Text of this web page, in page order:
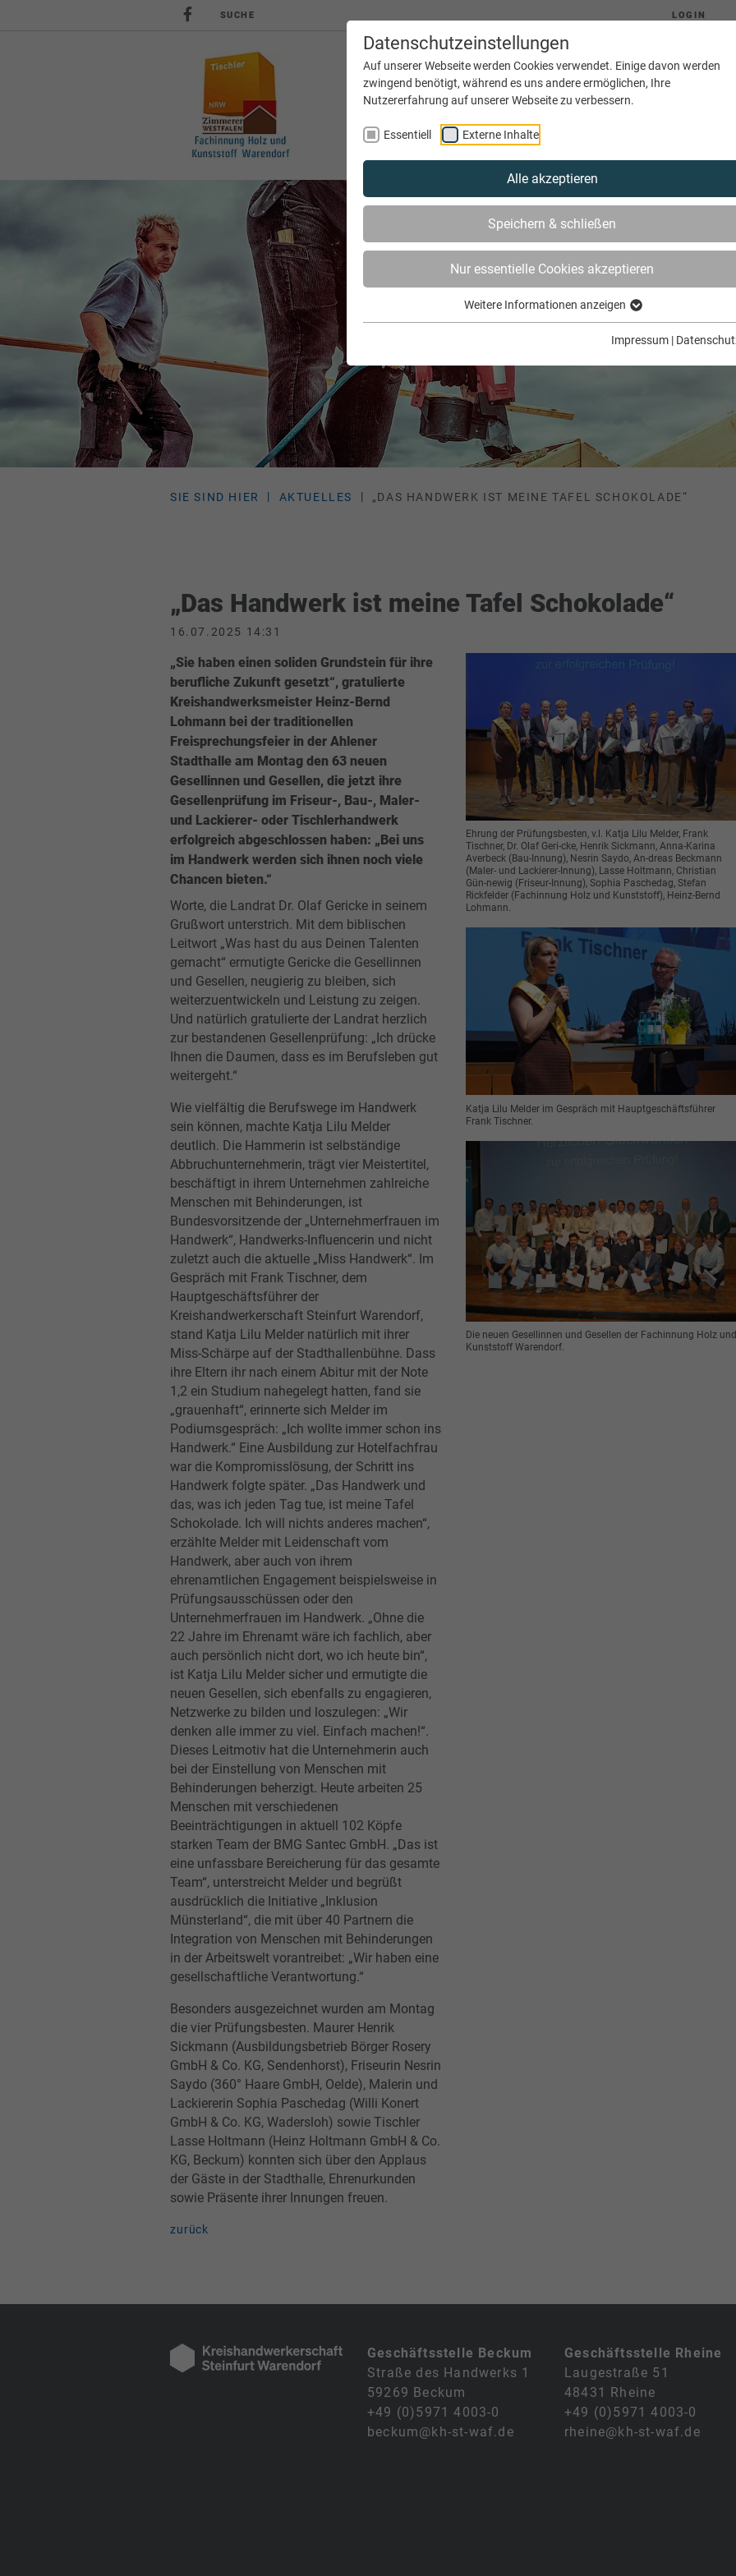
Datenschutzeinstellungen
Auf unserer Webseite werden Cookies verwendet. Einige davon werden
zwingend benötigt, während es uns andere ermöglichen, Ihre
Nutzererfahrung auf unserer Webseite zu verbessern.
Essentiell Externe Inhalte
Alle akzeptieren
Speichern & schließen
Nur essentielle Cookies akzeptieren
Weitere Informationen anzeigen
Impressum |
SUCHE LOGIN
Aktuelles Ausbildung
SIE SIND HIER AKTUELLES „DAS HANDWERK IST MEINE TAFEL SCHOKOLADE“
„Das Handwerk ist meine Tafel Schokolade“
16.07.2025 14:31
„Sie haben einen soliden Grundstein für ihre
berufliche Zukunft gesetzt“, gratulierte
Kreishandwerksmeister Heinz-Bernd
Lohmann bei der traditionellen
Freisprechungsfeier in der Ahlener
Stadthalle am Montag den 63 neuen
Gesellinnen und Gesellen, die jetzt ihre
Gesellenprüfung im Friseur-, Bau-, Maler-
und Lackierer- oder Tischlerhandwerk
erfolgreich abgeschlossen haben: „Bei uns
im Handwerk werden sich ihnen noch viele
Chancen bieten.“
Worte, die Landrat Dr. Olaf Gericke in seinem
Grußwort unterstrich. Mit dem biblischen
Leitwort „Was hast du aus Deinen Talenten
gemacht“ ermutigte Gericke die Gesellinnen
und Gesellen, neugierig zu bleiben, sich
weiterzuentwickeln und Leistung zu zeigen.
Und natürlich gratulierte der Landrat herzlich
zur bestandenen Gesellenprüfung: „Ich drücke
Ihnen die Daumen, dass es im Berufsleben gut
weitergeht.“
Wie vielfältig die Berufswege im Handwerk
sein können, machte Katja Lilu Melder
deutlich. Die Hammerin ist selbständige
Abbruchunternehmerin, trägt vier Meistertitel,
beschäftigt in ihrem Unternehmen zahlreiche
Menschen mit Behinderungen, ist
Bundesvorsitzende der „Unternehmerfrauen im
Handwerk“, Handwerks-Influencerin und nicht
zuletzt auch die aktuelle „Miss Handwerk“. Im
Gespräch mit Frank Tischner, dem
Hauptgeschäftsführer der
Kreishandwerkerschaft Steinfurt Warendorf,
stand Katja Lilu Melder natürlich mit ihrer
Miss-Schärpe auf der Stadthallenbühne. Dass
ihre Eltern ihr nach einem Abitur mit der Note
1,2 ein Studium nahegelegt hatten, fand sie
„grauenhaft“, erinnerte sich Melder im
Podiumsgespräch: „Ich wollte immer schon ins
Handwerk.“ Eine Ausbildung zur Hotelfachfrau
war die Kompromisslösung, der Schritt ins
Handwerk folgte später. „Das Handwerk und
das, was ich jeden Tag tue, ist meine Tafel
Schokolade. Ich will nichts anderes machen“,
erzählte Melder mit Leidenschaft vom
Handwerk, aber auch von ihrem
ehrenamtlichen Engagement beispielsweise in
Prüfungsausschüssen oder den
Unternehmerfrauen im Handwerk. „Ohne die
22 Jahre im Ehrenamt wäre ich fachlich, aber
auch persönlich nicht dort, wo ich heute bin“,
ist Katja Lilu Melder sicher und ermutigte die
neuen Gesellen, sich ebenfalls zu engagieren,
Netzwerke zu bilden und loszulegen: „Wir
denken alle immer zu viel. Einfach machen!“.
Dieses Leitmotiv hat die Unternehmerin auch
bei der Einstellung von Menschen mit
Behinderungen beherzigt. Heute arbeiten 25
Menschen mit verschiedenen
Beeinträchtigungen in aktuell 102 Köpfe
starken Team der BMG Santec GmbH. „Das ist
eine unfassbare Bereicherung für das gesamte
Team“, unterstreicht Melder und begrüßt
ausdrücklich die Initiative „Inklusion
Münsterland“, die mit über 40 Partnern die
Integration von Menschen mit Behinderungen
in der Arbeitswelt vorantreibet: „Wir haben eine
gesellschaftliche Verantwortung.“
Besonders ausgezeichnet wurden am Montag
die vier Prüfungsbesten. Maurer Henrik
Sickmann (Ausbildungsbetrieb Börger Rosery
GmbH & Co. KG, Sendenhorst), Friseurin Nesrin
Saydo (360° Haare GmbH, Oelde), Malerin und
Lackiererin Sophia Paschedag (Willi Konert
GmbH & Co. KG, Wadersloh) sowie Tischler
Lasse Holtmann (Heinz Holtmann GmbH & Co.
KG, Beckum) konnten sich über den Applaus
der Gäste in der Stadthalle, Ehrenurkunden
sowie Präsente ihrer Innungen freuen.
zurück
Ehrung der Prüfungsbesten, v.l. Katja Lilu Melder, Frank
Tischner, Dr. Olaf Geri-cke, Henrik Sickmann, Anna-Karina
Averbeck (Bau-Innung), Nesrin Saydo, An-dreas Beckmann
(Maler- und Lackierer-Innung), Lasse Holtmann, Christian
Gün-newig (Friseur-Innung), Sophia Paschedag, Stefan
Rickfelder (Fachinnung Holz und Kunststoff), Heinz-Bernd
Lohmann.
Katja Lilu Melder im Gespräch mit Hauptgeschäftsführer
Frank Tischner.
Die neuen Gesellinnen und Gesellen der Fachinnung Holz und
Kunststoff Warendorf.
Geschäftsstelle Beckum
Straße des Handwerks 1
59269 Beckum
+49 (0)5971 4003-0
beckum@kh-st-waf.de
Geschäftsstelle Rheine
Laugestraße 51
48431 Rheine
+49 (0)5971 4003-0
rheine@kh-st-waf.de